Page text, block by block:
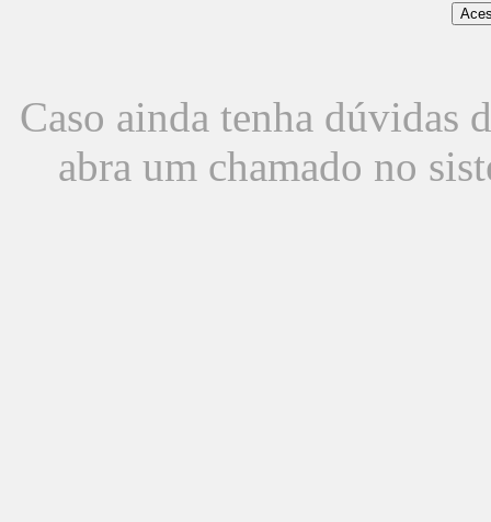
Caso ainda tenha dúvidas
abra um chamado no